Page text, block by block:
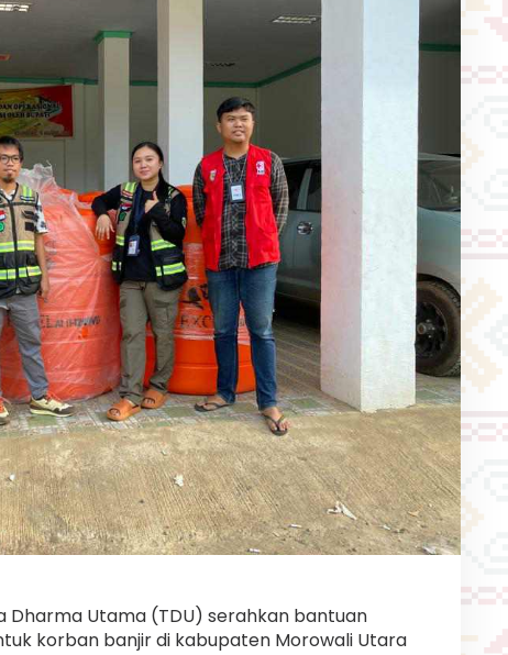
Dharma Utama (TDU) serahkan bantuan
korban banjir di kabupaten Morowali Utara